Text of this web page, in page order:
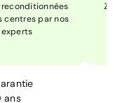
centres par nos
experts
ans